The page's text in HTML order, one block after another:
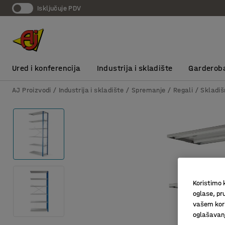
Isključuje PDV
Ured i konferencija Industrija i skladište
AJ Proizvodi Industrija i skladište Spremanje Regali
Koristimo
oglase,
vašem